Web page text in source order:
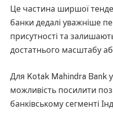
Це частина ширшої
банки дедалі уважніше
присутності та
достатнього масштабу
Для Kotak Mahindra Bank
можливість посилити
банківському сегменті